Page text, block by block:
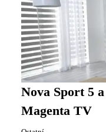
Nova Sport 5
Magenta TV